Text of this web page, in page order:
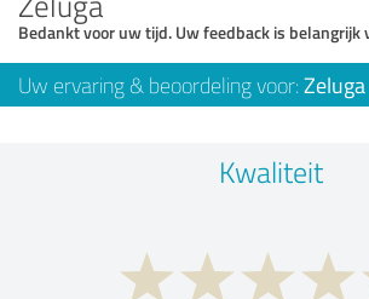
Bedankt voor uw tijd. Uw feedback is belangrijk
Uw ervaring & beoordeling voor: Zeluga
Kwaliteit